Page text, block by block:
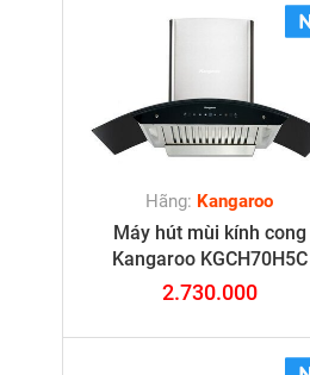
Hãng: Kangaroo
Máy hút mùi kính cong
Kangaroo KGCH70H5C
2.730.000